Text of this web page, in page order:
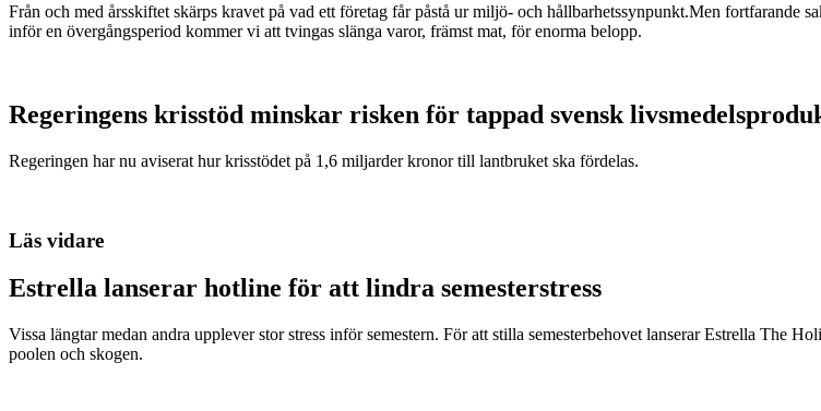
Från och med årsskiftet skärps kravet på vad ett företag får påstå ur miljö- och hållbarhetssynpunkt.Men fortfarande
inför en övergångsperiod kommer vi att tvingas slänga varor, främst mat, för enorma belopp.
Regeringens krisstöd minskar risken för tappad svensk
Regeringen har nu aviserat hur krisstödet på 1,6 miljarder kronor till lantbruket ska fördelas.
Läs vidare
Estrella lanserar hotline för att lindra semesterstress
Vissa längtar medan andra upplever stor stress inför semestern. För att stilla semesterbehovet lanserar Estrella The
poolen och skogen.